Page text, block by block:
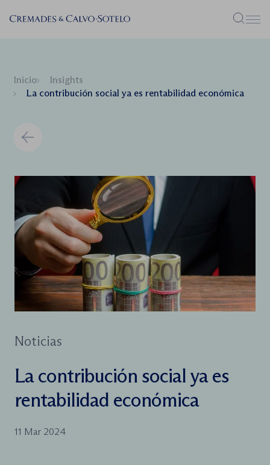
Menú
Inicio
Insights
La contribución social ya es rentabilidad económica
Noticias
La contribución social ya es
rentabilidad económica
11 Mar 2024